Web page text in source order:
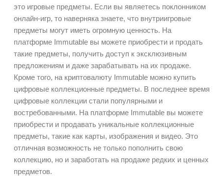
это игровые предметы. Если вы являетесь поклонником
онлайн-игр, то наверняка знаете, что внутриигровые
предметы могут иметь огромную ценность. На
платформе Immutable вы можете приобрести и продать
такие предметы, получить доступ к эксклюзивным
предложениям и даже зарабатывать на их продаже.
Кроме того, на криптовалюту Immutable можно купить
цифровые коллекционные предметы. В последнее время
цифровые коллекции стали популярными и
востребованными. На платформе Immutable вы можете
приобрести и продавать уникальные коллекционные
предметы, такие как карты, изображения и видео. Это
отличная возможность не только пополнить свою
коллекцию, но и заработать на продаже редких и ценных
предметов.